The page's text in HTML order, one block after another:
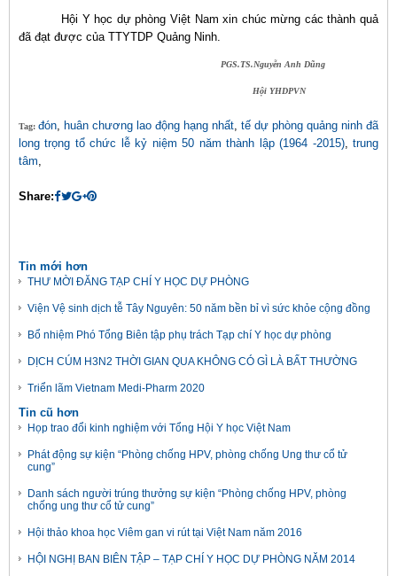
Hội Y học dự phòng Việt Nam xin chúc mừng các thành quả
đã đạt được của TTYTDP Quảng Ninh.
PGS.TS.Nguyễn Anh Dũng
Hội YHDPVN
Tag: đón, huân chương lao động hạng nhất, tế dự phòng quảng ninh đã
long trọng tổ chức lễ kỷ niệm 50 năm thành lập (1964 -2015),trung
tâm,
Share:
Tin mới hơn
THƯ MỜI ĐĂNG TẠP CHÍ Y HỌC DỰ PHÒNG
Viện Vệ sinh dịch tễ Tây Nguyên: 50 năm bền bỉ vì sức khỏe cộng đồng
Bổ nhiệm Phó Tổng Biên tập phụ trách Tạp chí Y học dự phòng
DỊCH CÚM H3N2 THỜI GIAN QUA KHÔNG CÓ GÌ LÀ BẤT THƯỜNG
Triển lãm Vietnam Medi-Pharm 2020
Tin cũ hơn
Họp trao đổi kinh nghiệm với Tổng Hội Y học Việt Nam
Phát động sự kiện “Phòng chống HPV, phòng chống Ung thư cổ tử
cung”
Danh sách người trúng thưởng sự kiện “Phòng chống HPV, phòng
chống ung thư cổ tử cung”
Hội thảo khoa học Viêm gan vi rút tại Việt Nam năm 2016
HỘI NGHỊ BAN BIÊN TẬP – TẠP CHÍ Y HỌC DỰ PHÒNG NĂM 2014